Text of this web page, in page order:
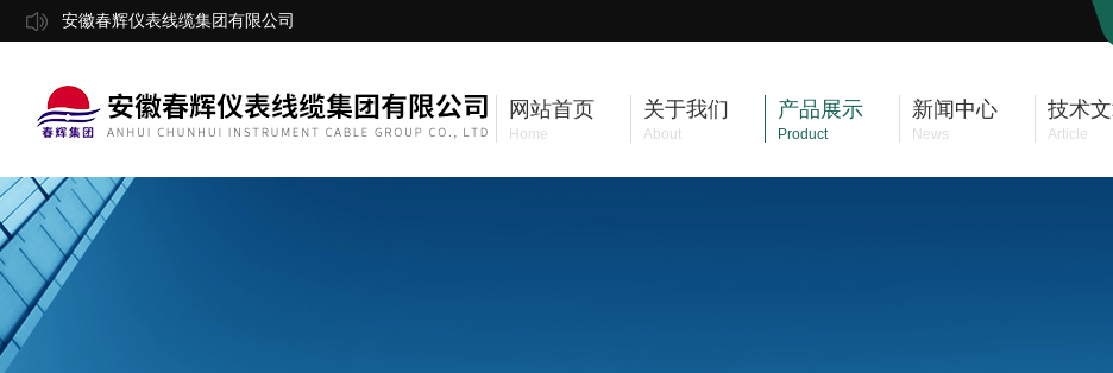
安徽春辉仪表线缆集团有限公司
网站首页
Home
关于我们
About
产品展示
Product
新闻中心
News
技术
Article